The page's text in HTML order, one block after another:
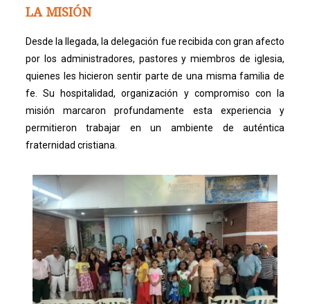
LA MISIÓN
Desde la llegada, la delegación fue recibida con gran afecto
por los administradores, pastores y miembros de iglesia,
quienes les hicieron sentir parte de una misma familia de
fe. Su hospitalidad, organización y compromiso con la
misión marcaron profundamente esta experiencia y
permitieron trabajar en un ambiente de auténtica
fraternidad cristiana.